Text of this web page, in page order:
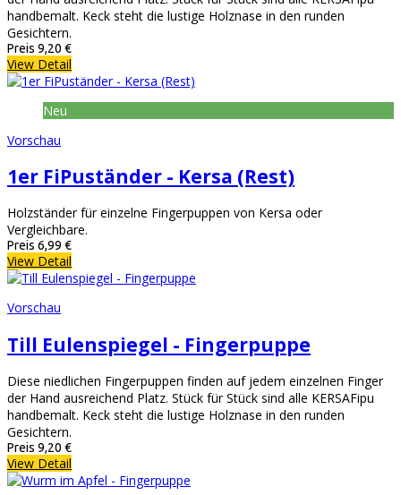
handbemalt. Keck steht die lustige Holznase in den runden
Gesichtern.
Preis 9,20 €
View Detail
Neu
Vorschau
1er FiPuständer - Kersa (Rest)
Holzständer für einzelne Fingerpuppen von Kersa oder
Vergleichbare.
Preis 6,99 €
View Detail
Vorschau
Till Eulenspiegel - Fingerpuppe
Diese niedlichen Fingerpuppen finden auf jedem einzelnen Finger
der Hand ausreichend Platz. Stück für Stück sind alle KERSAFipu
handbemalt. Keck steht die lustige Holznase in den runden
Gesichtern.
Preis 9,20 €
View Detail